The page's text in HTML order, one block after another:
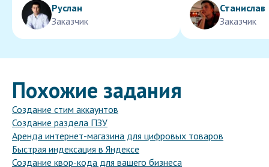
Руслан
Заказчик
Станислав
Заказчик
Похожие задания
Создание стим аккаунтов
Создание раздела ПЗУ
Аренда интернет-магазина для цифровых товаров
Быстрая индексация в Яндексе
Создание квор-кода для вашего бизнеса